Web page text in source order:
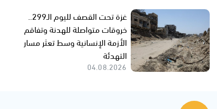
غزة تحت القصف لليوم الـ299..
خروقات متواصلة للهدنة وتفاقم
الأزمة الإنسانية وسط تعثر مسار
التهدئة
04.08.2026